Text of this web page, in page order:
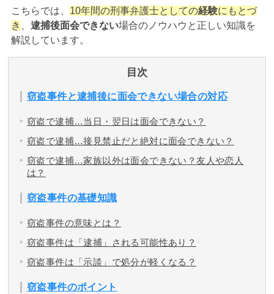
解決実績
ご依頼者からのお手紙
こちらでは、 10年間の刑事弁護士としての経験にもとづ
き
逮捕後面会できない場合のノウハウと正しい知識を
解説しています。
目次
窃盗事件と逮捕後に面会できない場合の対応
窃盗で逮捕…当日・翌日は面会できない？
窃盗で逮捕…接見禁止だと絶対に面会できない？
窃盗で逮捕…家族以外は面会できない？友人や恋人
は？
窃盗事件の基礎知識
窃盗事件の意味とは？
窃盗事件は「逮捕」される可能性あり？
窃盗事件は「示談」で処分が軽くなる？
窃盗事件のポイント